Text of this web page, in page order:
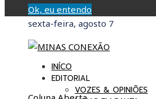
Ok, eu entendo
sexta-feira, agosto 7
INÍCO
EDITORIAL
VOZES & OPINIÕES